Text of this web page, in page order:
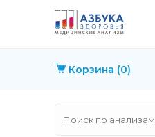
Корзина (0)